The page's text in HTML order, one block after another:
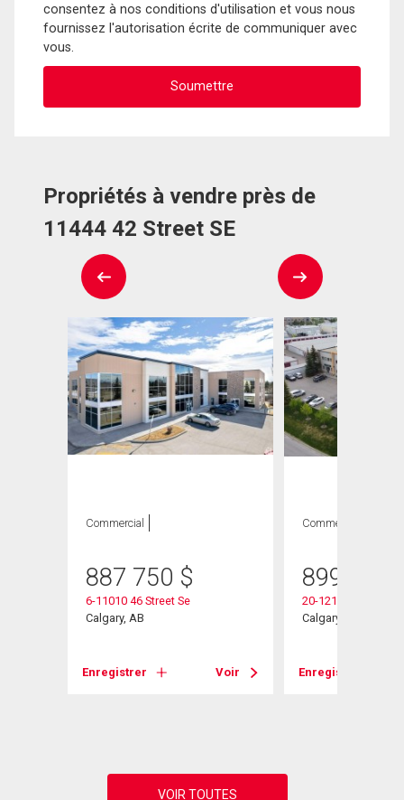
consentez à nos conditions d'utilisation et vous nous
fournissez l'autorisation écrite de communiquer avec
vous.
Propriétés à vendre près de
11444 42 Street SE
Commercial
887 750 $
6-11010 46 Street Se
Calgary, AB
Enregistrer Voir
Commercial
899 000
20-12110 40 Street
Calgary, AB
Enregistrer